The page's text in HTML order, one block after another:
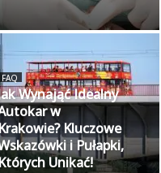
FAQ
Wynająć Idealny
w
Krakowie? Kluczowe
i Pułapki,
Których Unikać!